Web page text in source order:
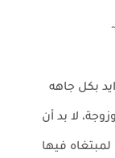
بكل جاهه
لا بد أن
فيها